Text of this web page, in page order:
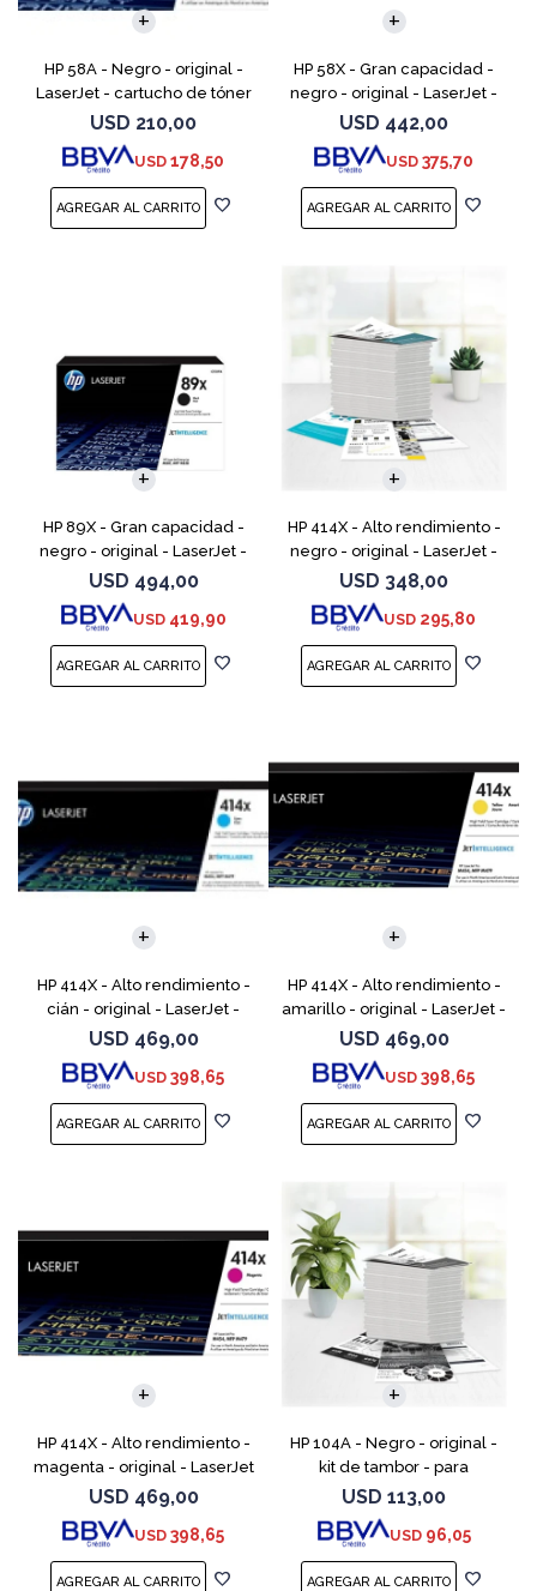
HP 58A - Negro - original -
LaserJet - cartucho de tóner
(CF258A) - para LaserJet Pro
M404dn, M404dw, M404n,
M428fdw, MFP M428dw
USD 210,00
USD 178,50
HP 58X - Gran capacidad -
negro - original - LaserJet -
cartucho de tóner (CF258X) -
para LaserJet Pro M404dn,
M404dw, M404n, M4
USD 442,00
USD 375,70
HP 89X - Gran capacidad -
negro - original - LaserJet -
cartucho de tóner (CF289X)
USD 494,00
USD 419,90
HP 414X - Alto rendimiento -
negro - original - LaserJet -
cartucho de tóner (W2020X) -
para Color LaserJet
Enterprise M455, MFP
USD 348,00
USD 295,80
HP 414X - Alto rendimiento -
cián - original - LaserJet -
cartucho de tóner (W2021X) -
para Color LaserJet
Enterprise M455, MFP
USD 469,00
USD 398,65
HP 414X - Alto rendimiento -
amarillo - original - LaserJet -
cartucho de tóner (W2022X) -
para Color LaserJet
Enterprise M455,
USD 469,00
USD 398,65
HP 414X - Alto rendimiento -
magenta - original - LaserJet
- cartucho de tóner (W2023X)
- para Color LaserJet
Enterprise M455, M
USD 469,00
USD 398,65
HP 104A - Negro - original -
kit de tambor - para
Neverstop Laser 1000a,
1000n, 1000w, MFP 1200a, MFP
1200n, MFP 1200nw, MFP 120
USD 113,00
USD 96,05